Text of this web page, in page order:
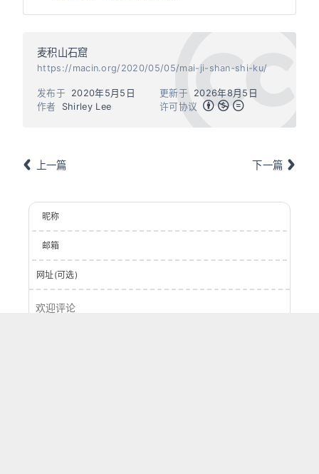
麦积山石窟
https://macin.org/2020/05/05/mai-ji-shan-shi-ku/
作者 Shirley Lee
发布于 2020年5月5日 更新于
2026年8月5日
许可协议
上一篇 下一篇
昵称
邮箱
网址(可选)